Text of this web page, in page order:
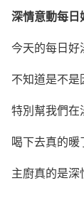
深情意動每日
今天的每日好
不知道是不是
特別幫我們在
喝下去真的暖
主廚真的是深